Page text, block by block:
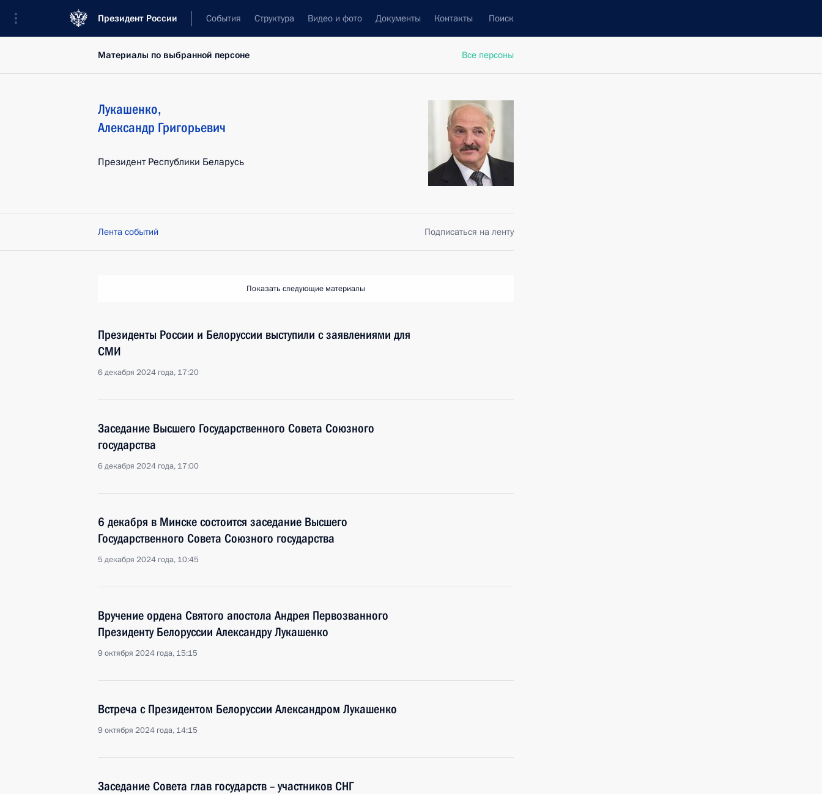
Президент России События Структура Видео и фото Документы Контакты Поиск
Все персоны
Материалы по выбранной персоне
Лукашенко,
Александр Григорьевич
Президент Республики Беларусь
Лента событий Подписаться на ленту
Показать следующие материалы
Президенты России и Белоруссии выступили с заявлениями для
СМИ
6 декабря 2024 года, 17:20
Заседание Высшего Государственного Совета Союзного
государства
6 декабря 2024 года, 17:00
6 декабря в Минске состоится заседание Высшего
Государственного Совета Союзного государства
5 декабря 2024 года, 10:45
Вручение ордена Святого апостола Андрея Первозванного
Президенту Белоруссии Александру Лукашенко
9 октября 2024 года, 15:15
Встреча с Президентом Белоруссии Александром Лукашенко
9 октября 2024 года, 14:15
Заседание Совета глав государств – участников СНГ